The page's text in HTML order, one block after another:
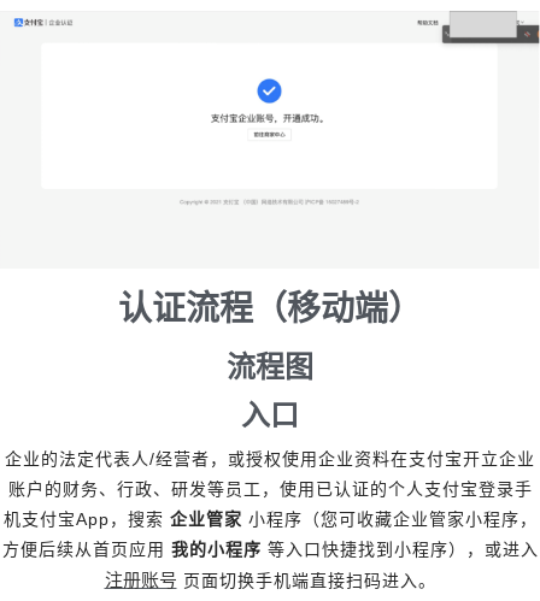
认证流程（移动端）
流程图
入口
企业的法定代表人 /经营者，或授权使用企业资料在支付宝开立企业
账户的财务、行政、研发等员工，使用已认证的个人支付宝登录手
机支付宝App ，搜索 企业管家 小程序（您可收藏企业管家小程序，
方便后续从首页应用 我的小程序 等入口快捷找到小程序），或进入
注册账号 页面切换手机端直接扫码进入。